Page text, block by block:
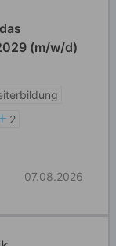
(m/w/d)
2
07.08.2026